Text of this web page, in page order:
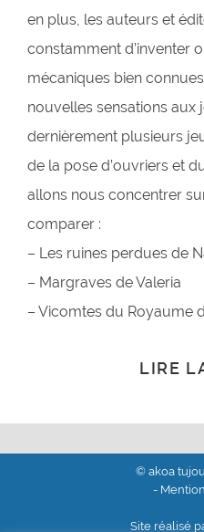
en plus, les auteurs et
constamment d’inventer
mécaniques bien
nouvelles sensations aux
dernièrement plusieurs
de la pose d’ouvriers et
allons nous concentrer
comparer :
– Les ruines perdues de
– Margraves de Valeria
– Vicomtes du Royaume
LIRE
© akoa
-
Site réalisé